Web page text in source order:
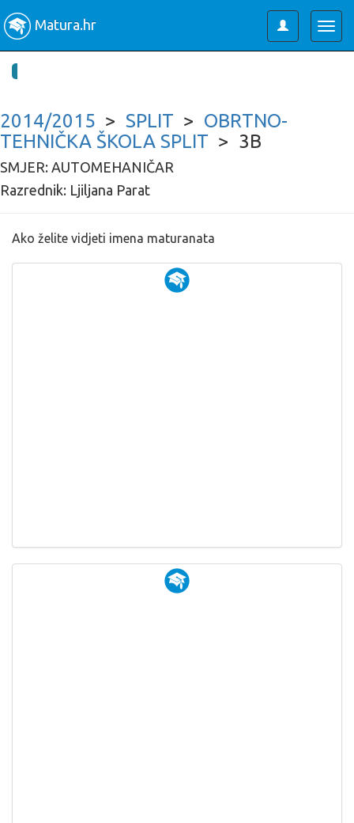
Toggle
user
Matura.hr
2014/2015 > SPLIT > OBRTNO-
TEHNIČKA ŠKOLA SPLIT > 3B
SMJER: AUTOMEHANIČAR
Razrednik: Ljiljana Parat
Ako želite vidjeti imena maturanata